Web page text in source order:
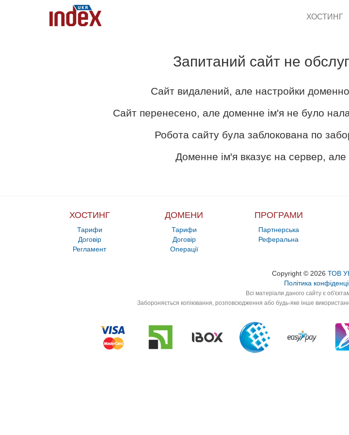
ХОСТИНГ
Запитаний сайт не
Сайт видалений, але настройки
Сайт перенесено, але доменне ім'я не було
Робота сайту була заблокована по
Доменне ім'я вказує на сервер,
ХОСТИНГ
Тарифи
Договір
Регламент
ДОМЕНИ
Тарифи
Договір
Операції
ПРОГРАМИ
Партнерська
Реферальна
Copyright © 2026 ТОВ
Політика
Всі матеріали даного сайту є
Забороняється копіювання, розповсюдження або будь-яке інше